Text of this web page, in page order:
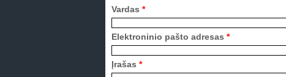
Vardas *
Elektroninio pašto adresas *
Įrašas *